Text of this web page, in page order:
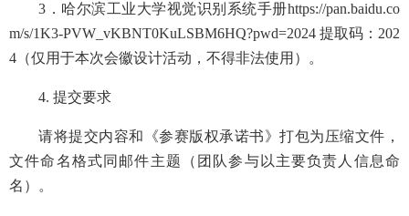
3．哈尔滨工业大学视觉识别系统手册https://pan.baidu.co
m/s/1K3-PVW_vKBNT0KuLSBM6HQ?pwd=2024 提取码：202
4（仅用于本次会徽设计活动，不得非法使用）。
4. 提交要求
请将提交内容和《参赛版权承诺书》打包为压缩文件，
文件命名格式同邮件主题（团队参与以主要负责人信息命
名）。